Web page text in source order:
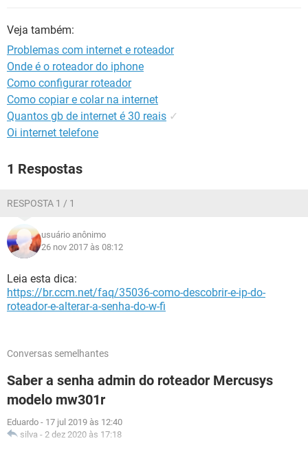
GUIA DE COMPRAS
Veja também:
Problemas com internet e roteador
Onde é o roteador do iphone
Como configurar roteador
Como copiar e colar na internet
Quantos gb de internet é 30 reais ✓
Oi internet telefone
1 Respostas
RESPOSTA 1 / 1
usuário anônimo
26 nov 2017 às 08:12
Leia esta dica:
https://br.ccm.net/faq/35036-como-descobrir-e-ip-do-
roteador-e-alterar-a-senha-do-w-fi
Conversas semelhantes
Saber a senha admin do roteador Mercusys
modelo mw301r
Eduardo - 17 jul 2019 às 12:40
silva - 2 dez 2020 às 17:18